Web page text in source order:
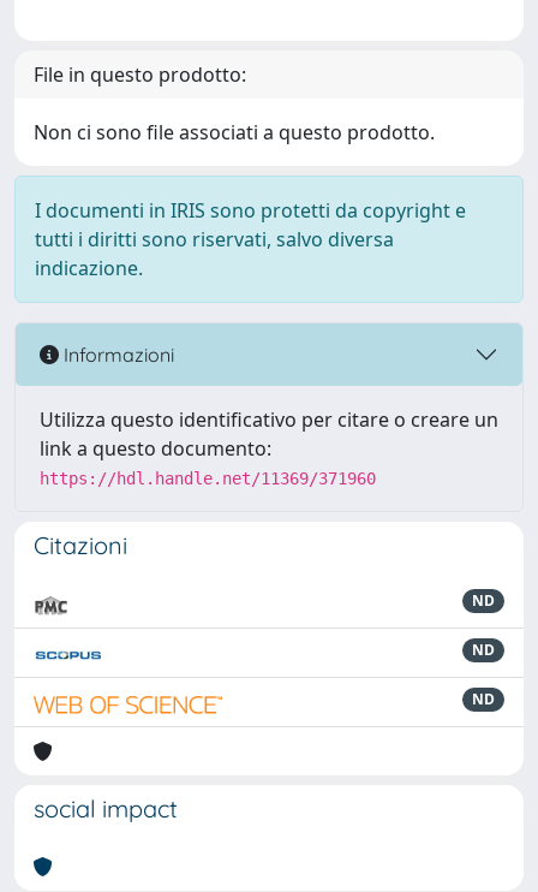
File in questo prodotto:
Non ci sono file associati a questo prodotto.
I documenti in IRIS sono protetti da copyright e
tutti i diritti sono riservati, salvo diversa
indicazione.
Informazioni
Utilizza questo identificativo per citare o creare un
link a questo documento:
https://hdl.handle.net/11369/371960
Citazioni
ND
ND
ND
social impact